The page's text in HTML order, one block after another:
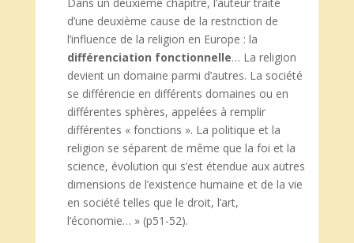
d’une deuxième cause de la restriction de
l’influence de la religion en Europe : la
différenciation fonctionnelle… La religion
devient un domaine parmi d’autres. La société
se différencie en différents domaines ou en
différentes sphères, appelées à remplir
différentes « fonctions ». La politique et la
religion se séparent de même que la foi et la
science, évolution qui s’est étendue aux autres
dimensions de l’existence humaine et de la vie
en société telles que le droit, l’art,
l’économie… » (p51-52).